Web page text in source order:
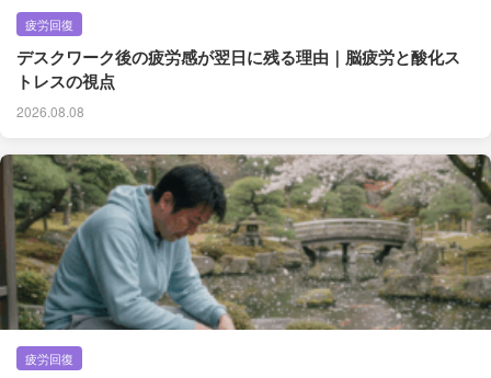
疲労回復
デスクワーク後の疲労感が翌日に残る理由｜脳疲労と酸化ス
トレスの視点
2026.08.08
疲労回復